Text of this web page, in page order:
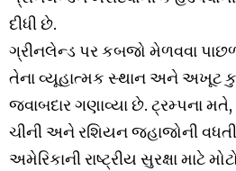
દીધી છે.
ગ્રીનલેન્ડ પર કબજો મેળવવા
તેના વ્યૂહાત્મક સ્થાન અને અખૂટ
જવાબદાર ગણાવ્યા છે. ટ્રમ્પના
ચીની અને રશિયન જહાજોની
અમેરિકાની રાષ્ટ્રીય સુરક્ષા માટે